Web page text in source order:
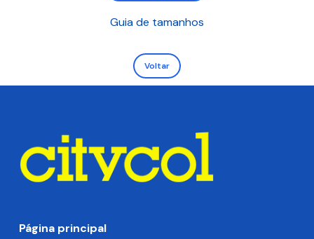
Guia de tamanhos
Voltar
Página principal